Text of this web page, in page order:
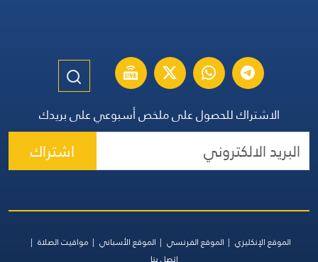
الاشتراك للحصول على ملخص أسبوعي على بريدك
اشتراك
الموقع الإنكليزي الموقع الفرنسي الموقع الأسباني
مواقيت الصلاة